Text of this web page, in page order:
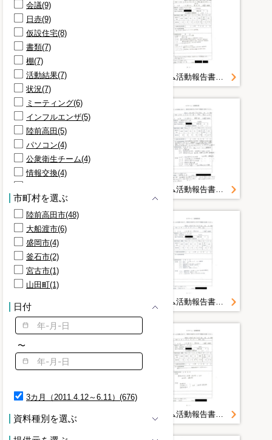
会議(9)
日赤(9)
仮設住宅(8)
書類(7)
棚(7)
活動結果(7)
状況(7)
ミーティング(6)
インフルエンザ(5)
陸前高田(5)
パソコン(4)
公衆衛生チーム(4)
情報交換(4)
東海新報社(4)
避難所(4)
ＪＭＡＴ(4)
ファイル(3)
保健活動(3)
公衆衛生(3)
支援チーム(3)
移行計画(3)
行動スケジュール(3)
避難者(3)
市町村を選ぶ
陸前高田市(48)
大船渡市(6)
盛岡市(4)
釜石市(2)
宮古市(1)
山田町(1)
日付
〜
3カ月（2011.4.12～6.11）(676)
資料種別を選ぶ
保健チーム活動報告書 山田町（大沢・織笠）豊間根避難所 豊間根地区＜平成２３年５月２２日山田町豊間根・織笠地区＞
保健チーム活動報告書 山田町（大沢・織笠）豊間根避難所 豊間根地区＜平成２３年５月２０日山田町豊間根地区＞
保健チーム活動報告書 山田町（大沢・織笠）豊間根避難所 豊間根地区＜平成２３年５月１８日山田町豊間根地区＞
保健チーム活動報告書 山田町（大沢・織笠）豊間根避難所 豊間根地区＜平成２３年５月１６日山田町豊間根地区＞